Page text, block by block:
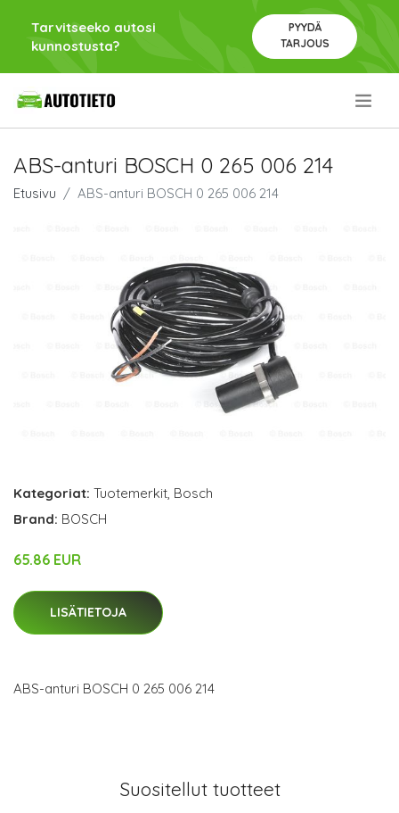
Tarvitseeko autosi
kunnostusta?
PYYDÄ
TARJOUS
ABS-anturi BOSCH 0 265 006 214
Etusivu ABS-anturi BOSCH 0 265 006 214
Kategoriat: Tuotemerkit, Bosch
Brand: BOSCH
65.86 EUR
LISÄTIETOJA
ABS-anturi BOSCH 0 265 006 214
Suositellut tuotteet